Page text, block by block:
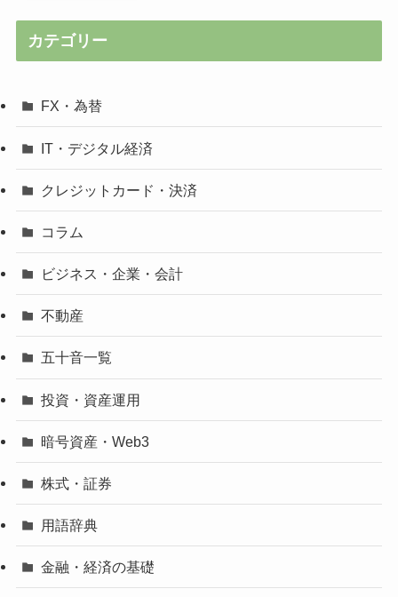
カテゴリー
FX・為替
IT・デジタル経済
クレジットカード・決済
コラム
ビジネス・企業・会計
不動産
五十音一覧
投資・資産運用
暗号資産・Web3
株式・証券
用語辞典
金融・経済の基礎